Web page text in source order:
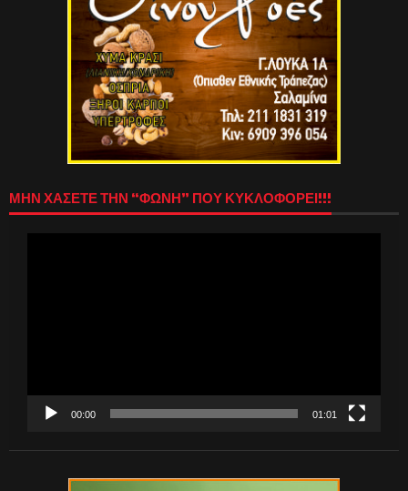
ΜΗΝ ΧΑΣΕΤΕ ΤΗΝ “ΦΩΝΗ” ΠΟΥ ΚΥΚΛΟΦΟΡΕΙ!!!
00:00 01:01